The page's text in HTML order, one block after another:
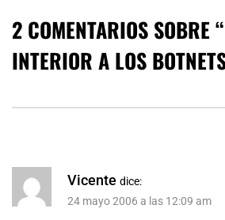
2 COMENTARIOS SOBRE “
INTERIOR A LOS
Vicente dice:
24 mayo 2006 a las 12:09 am